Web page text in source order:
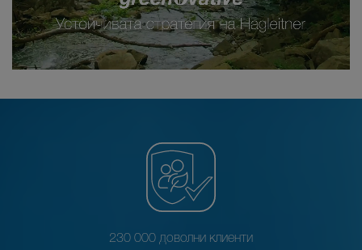
230 000 доволни клиенти